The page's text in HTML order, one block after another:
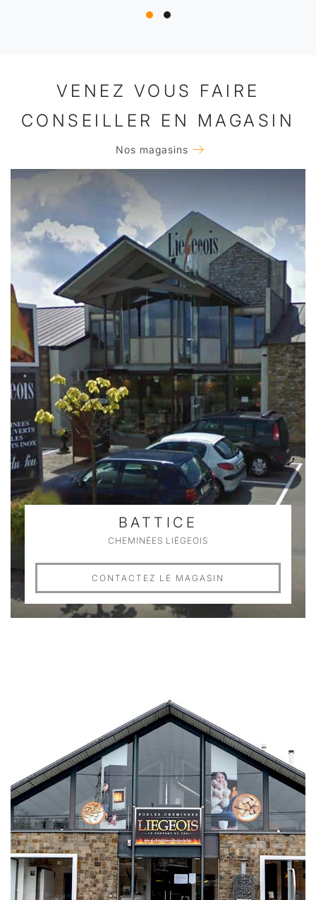
VENEZ VOUS FAIRE
CONSEILLER EN MAGASIN
Nos magasins
BATTICE
CHEMINÉES LIÉGEOIS
CONTACTEZ LE MAGASIN